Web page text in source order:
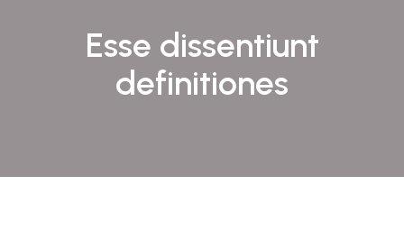
Esse dissentiunt
definitiones